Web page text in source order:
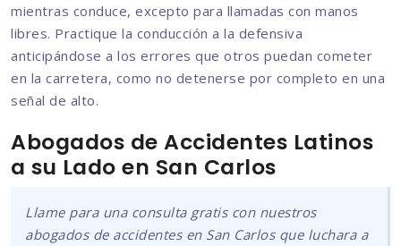
mientras conduce, excepto para llamadas con manos
libres. Practique la conducción a la defensiva
anticipándose a los errores que otros puedan cometer
en la carretera, como no detenerse por completo en una
señal de alto.
Abogados de Accidentes Latinos
a su Lado en San Carlos
Llame para una consulta gratis con nuestros
abogados de accidentes en San Carlos que luchara a